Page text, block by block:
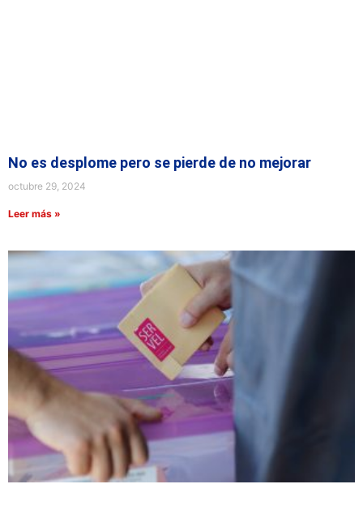
No es desplome pero se pierde de no mejorar
octubre 29, 2024
Leer más »